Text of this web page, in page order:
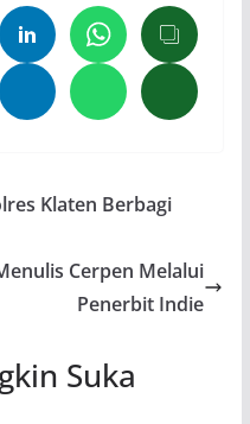
Klaten Berbagi
Cerpen Melalui
Penerbit Indie
Suka